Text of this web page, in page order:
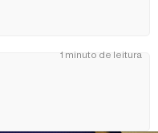
1 minuto de leitura